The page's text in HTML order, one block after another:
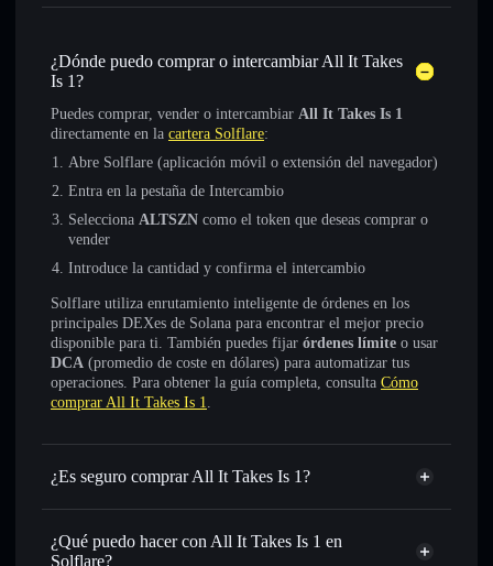
¿Dónde puedo comprar o intercambiar All It Takes
Is 1?
Puedes comprar, vender o intercambiar All It Takes Is 1
directamente en la cartera Solflare:
Abre Solflare (aplicación móvil o extensión del navegador)
Entra en la pestaña de Intercambio
Selecciona ALTSZN como el token que deseas comprar o
vender
Introduce la cantidad y confirma el intercambio
Solflare utiliza enrutamiento inteligente de órdenes en los
principales DEXes de Solana para encontrar el mejor precio
disponible para ti. También puedes fijar órdenes límite o usar
DCA (promedio de coste en dólares) para automatizar tus
operaciones. Para obtener la guía completa, consulta Cómo
comprar All It Takes Is 1.
¿Es seguro comprar All It Takes Is 1?
All It Takes Is 1 no está verificado
¿Qué puedo hacer con All It Takes Is 1 en
Solflare?